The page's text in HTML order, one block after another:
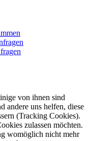
von ihnen sind
andere uns helfen, diese
(Tracking Cookies).
zulassen möchten.
womöglich nicht mehr